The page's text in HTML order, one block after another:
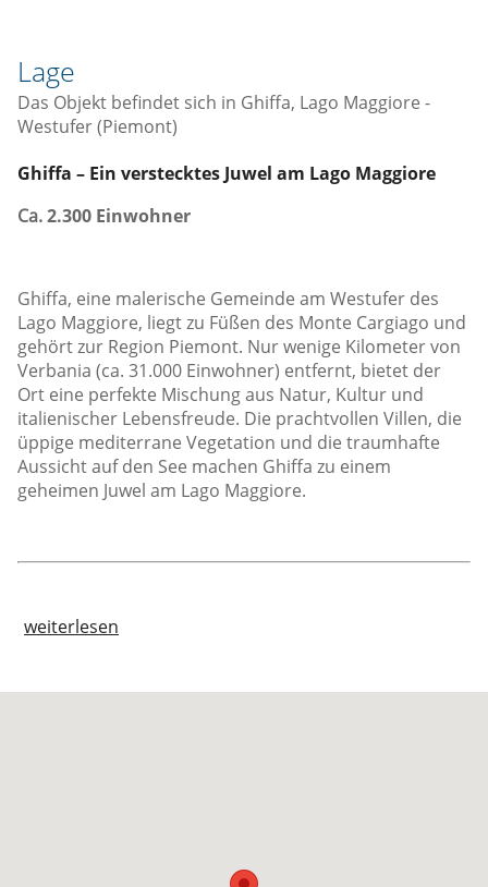
Lage
Das Objekt befindet sich in Ghiffa, Lago Maggiore -
Westufer (Piemont)
Ghiffa – Ein verstecktes Juwel am Lago Maggiore
Ca.2.300 Einwohner
Ghiffa, eine malerische Gemeinde am Westufer des
Lago Maggiore, liegt zu Füßen des Monte Cargiago und
gehört zur Region Piemont. Nur wenige Kilometer von
Verbania (ca. 31.000 Einwohner) entfernt, bietet der
Ort eine perfekte Mischung aus Natur, Kultur und
italienischer Lebensfreude. Die prachtvollen Villen, die
üppige mediterrane Vegetation und die traumhafte
Aussicht auf den See machen Ghiffa zu einem
geheimen Juwel am Lago Maggiore.
weiterlesen